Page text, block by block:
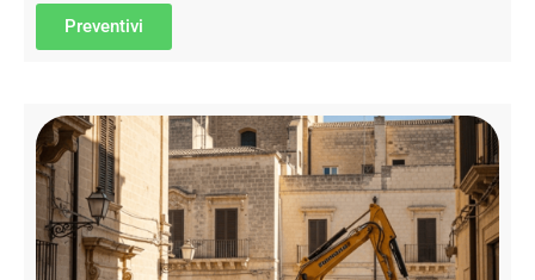
Preventivi